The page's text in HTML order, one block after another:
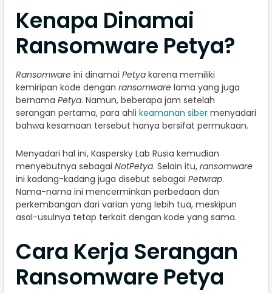
Kenapa Dinamai
Ransomware Petya?
Ransomware ini dinamai Petya karena memiliki
kemiripan kode dengan ransomware lama yang juga
bernama Petya. Namun, beberapa jam setelah
serangan pertama, para ahli keamanan siber menyadari
bahwa kesamaan tersebut hanya bersifat permukaan.
Menyadari hal ini, Kaspersky Lab Rusia kemudian
menyebutnya sebagai NotPetya. Selain itu, ransomware
ini kadang-kadang juga disebut sebagai Petwrap.
Nama-nama ini mencerminkan perbedaan dan
perkembangan dari varian yang lebih tua, meskipun
asal-usulnya tetap terkait dengan kode yang sama.
Cara Kerja Serangan
Ransomware Petya